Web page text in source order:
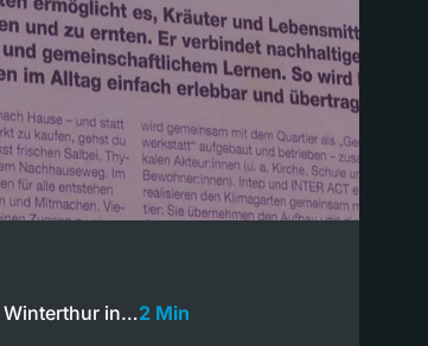
Winterthur in…2 Min